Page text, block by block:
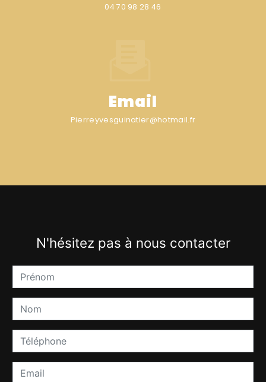
04 70 98 28 46
Email
pierreyvesguinatier@hotmail.fr
N'hésitez pas à nous contacter